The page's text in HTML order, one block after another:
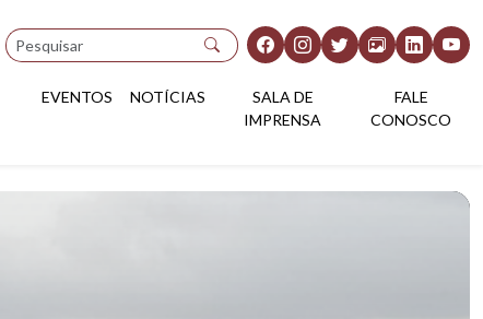
Pesquisar
EVENTOS NOTÍCIAS
SALA DE
IMPRENSA
FALE
CONOSCO